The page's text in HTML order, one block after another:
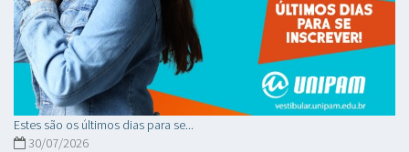
Estes são os últimos dias para se...
30/07/2026